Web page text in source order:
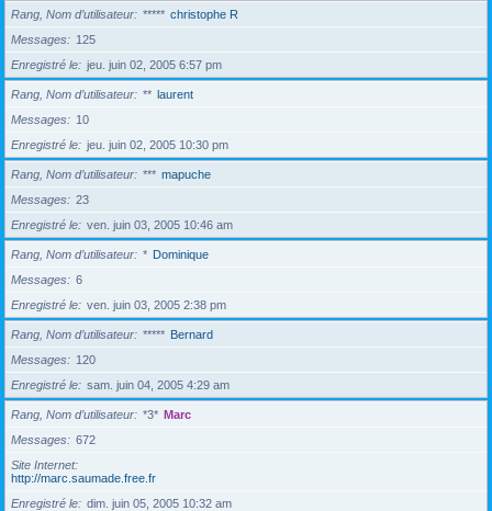
Rang, Nom d’utilisateur ***** christophe R
Messages
125
Enregistré le
jeu. juin 02, 2005 6:57 pm
Rang, Nom d’utilisateur ** laurent
Messages
10
Enregistré le
jeu. juin 02, 2005 10:30 pm
Rang, Nom d’utilisateur *** mapuche
Messages
23
Enregistré le
ven. juin 03, 2005 10:46 am
Rang, Nom d’utilisateur * Dominique
Messages
6
Enregistré le
ven. juin 03, 2005 2:38 pm
Rang, Nom d’utilisateur ***** Bernard
Messages
120
Enregistré le
sam. juin 04, 2005 4:29 am
Rang, Nom d’utilisateur *3* Marc
Messages
672
Site Internet
http://marc.saumade.free.fr
Enregistré le
dim. juin 05, 2005 10:32 am